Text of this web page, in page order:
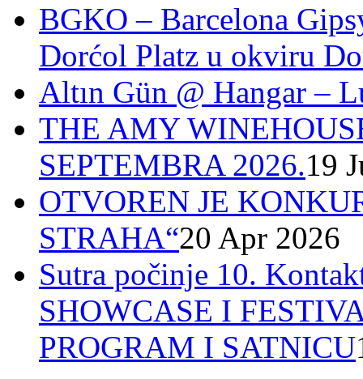
BGKO – Barcelona
Dorćol Platz u okviru
Altın Gün @ Hangar –
THE AMY
SEPTEMBRA 2026.19
OTVOREN JE
STRAHA“20 Apr 2026
Sutra počinje 10.
SHOWCASE I
PROGRAM I SATNICU